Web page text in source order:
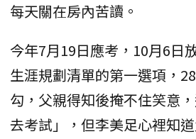
每天關在房內苦讀。
今年7月19日應考，10月6日
生涯規劃清單的第一選項，
勾，父親得知後掩不住笑意
去考試」，但李美足心裡知